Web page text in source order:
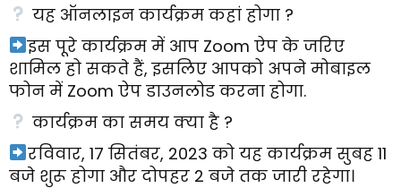
यह ऑनलाइन कार्यक्रम कहां होगा ?
इस पूरे कार्यक्रम में आप Zoom ऐप के जरिए
शामिल हो सकते हैं, इसलिए आपको अपने मोबाइल
फोन में Zoom ऐप डाउनलोड करना होगा.
कार्यक्रम का समय क्या है ?
रविवार, 17 सितंबर, 2023 को यह कार्यक्रम सुबह 11
बजे शुरू होगा और दोपहर 2 बजे तक जारी रहेगा।